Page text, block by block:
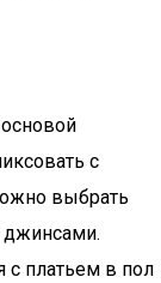
с
выбрать
джинсами.
с платьем в пол